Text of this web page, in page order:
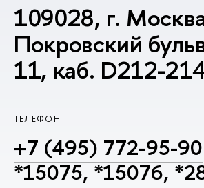
109028, г.
Покровский
11, каб. D212-
ТЕЛЕФОН
+7 (495) 772-95-90
*15075, *15076,